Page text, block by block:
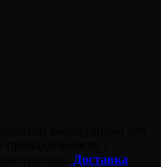
Доставка